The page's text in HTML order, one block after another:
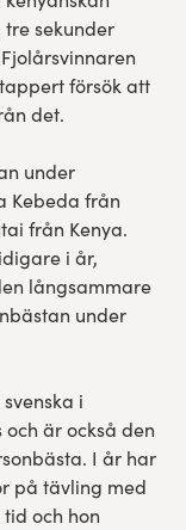
tre sekunder
försök att
det.
under
Kebeda från
från Kenya.
i år,
långsammare
under
i
är också den
I år har
på tävling med
tid och hon